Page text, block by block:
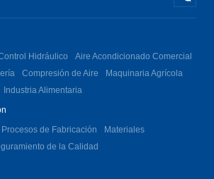
Hidráulico
Aire Acondicionado Comercial
Compresión de Aire
Maquinaria Agrícola
Industria Alimentaria
Procesos de Fabricación
Materiales
de la Calidad